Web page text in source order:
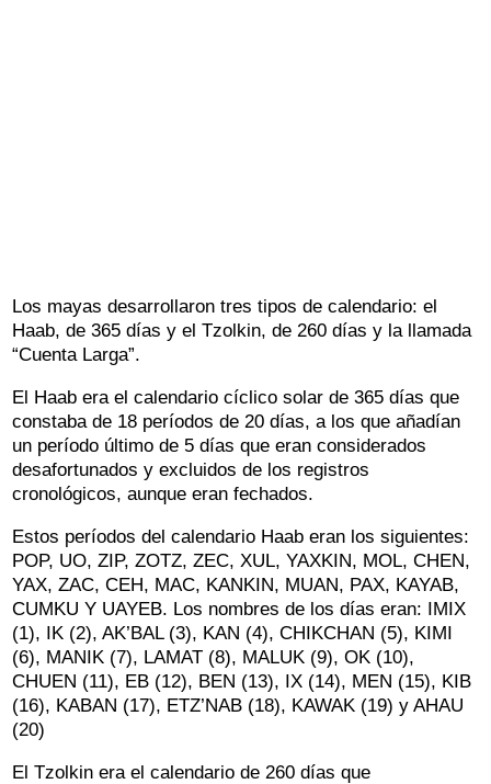
Los mayas desarrollaron tres tipos de calendario: el
Haab, de 365 días y el Tzolkin, de 260 días y la llamada
“Cuenta Larga”.
El Haab era el calendario cíclico solar de 365 días que
constaba de 18 períodos de 20 días, a los que añadían
un período último de 5 días que eran considerados
desafortunados y excluidos de los registros
cronológicos, aunque eran fechados.
Estos períodos del calendario Haab eran los siguientes:
POP, UO, ZIP, ZOTZ, ZEC, XUL, YAXKIN, MOL, CHEN,
YAX, ZAC, CEH, MAC, KANKIN, MUAN, PAX, KAYAB,
CUMKU Y UAYEB. Los nombres de los días eran: IMIX
(1), IK (2), AK’BAL (3), KAN (4), CHIKCHAN (5), KIMI
(6), MANIK (7), LAMAT (8), MALUK (9), OK (10),
CHUEN (11), EB (12), BEN (13), IX (14), MEN (15), KIB
(16), KABAN (17), ETZ’NAB (18), KAWAK (19) y AHAU
(20)
El Tzolkin era el calendario de 260 días que